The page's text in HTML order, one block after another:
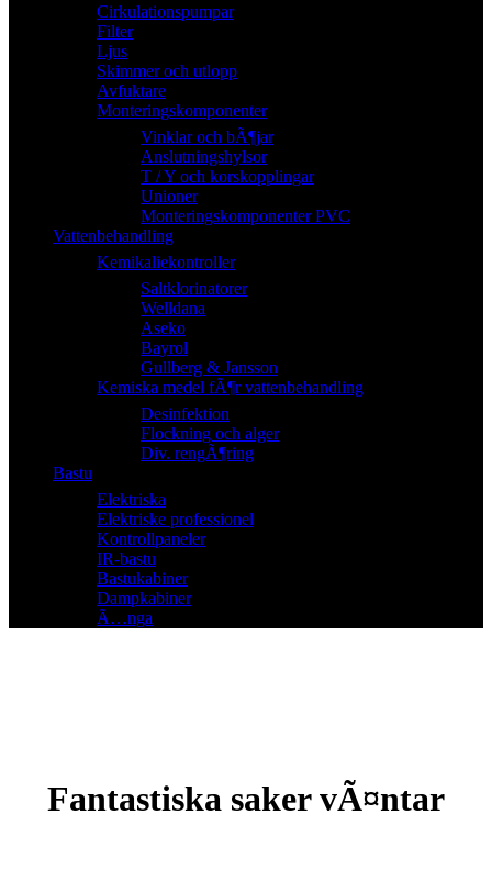
Cirkulationspumpar
Filter
Ljus
Skimmer och utlopp
Avfuktare
Monteringskomponenter
Vinklar och bÃ¶jar
Anslutningshylsor
T / Y och korskopplingar
Unioner
Monteringskomponenter PVC
Vattenbehandling
Kemikaliekontroller
Saltklorinatorer
Welldana
Aseko
Bayrol
Gullberg & Jansson
Kemiska medel fÃ¶r vattenbehandling
Desinfektion
Flockning och alger
Div. rengÃ¶ring
Bastu
Elektriska
Elektriske professionel
Kontrollpaneler
IR-bastu
Bastukabiner
Dampkabiner
Ã…nga
Fantastiska saker vÃ¤ntar